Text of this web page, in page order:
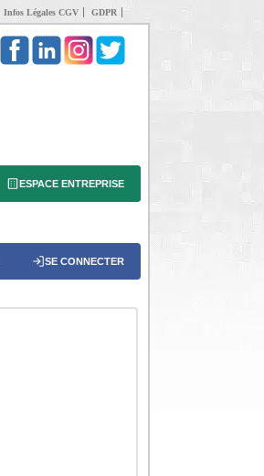
Infos Légales CGV GDPR
ESPACE ENTREPRISE
SE CONNECTER